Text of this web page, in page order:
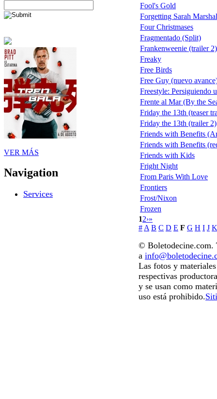
VER MÁS
Navigation
Services
Fool's Gold
Forgetting Sarah
Four Christmases
Fragmentado (Split)
Frankenweenie (trailer 2)
Freaky
Free Birds
Free Guy (nuevo
Freestyle: Persiguiendo
Frente al Mar (By the
Friday the 13th (teaser
Friday the 13th (trailer 2)
Friends with Benefits
Friends with Benefits
Friends with Kids
Fright Night
From Paris With Love
Frontiers
Frost/Nixon
Frozen
12›»
# A B C D E F G H I J K
© Boletodecine.com.
a
Las fotos y
respectivas
y se usan como
uso está prohibido.